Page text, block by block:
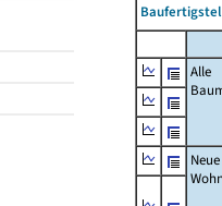
Alle
Neue